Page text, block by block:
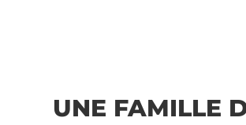
UNE FAMILLE